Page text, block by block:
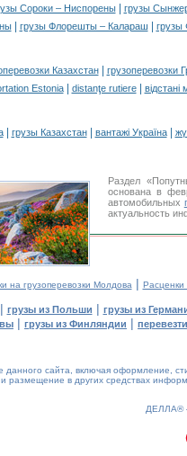
Сороки – Ниспорены|
грузы
| грузы Флорешты – Калараш
Казахстан|
грузоперевозки
Estonia| distanţe rutiere| відстані
| грузы Казахстан| вантажі Україна|
Раздел
основана в
автомобильных
актуальность
на грузоперевозки Молдова | Расценки
грузы из Польши | грузы из
| грузы из Финляндии |
сайта, включая оформление,
размещение в других средствах